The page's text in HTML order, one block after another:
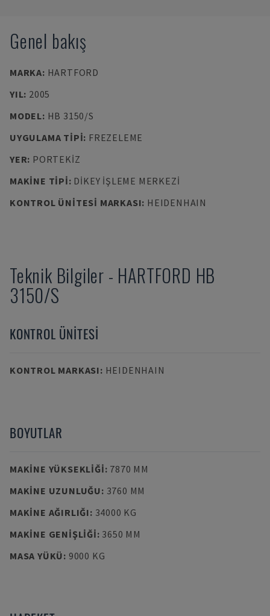
Genel bakış
MARKA: HARTFORD
YIL: 2005
MODEL: HB 3150/S
UYGULAMA TIPI: FREZELEME
YER: PORTEKIZ
MAKINE TIPI: DIKEY İŞLEME MERKEZI
KONTROL ÜNITESI MARKASI: HEIDENHAIN
Teknik Bilgiler - HARTFORD HB
3150/S
KONTROL ÜNITESI
KONTROL MARKASI: HEIDENHAIN
BOYUTLAR
MAKINE YÜKSEKLIĞI: 7870 MM
MAKINE UZUNLUĞU: 3760 MM
MAKINE AĞIRLIĞI: 34000 KG
MAKINE GENIŞLIĞI: 3650 MM
MASA YÜKÜ: 9000 KG